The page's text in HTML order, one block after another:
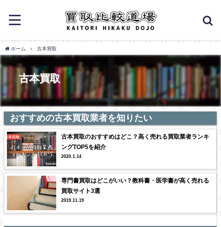
ホーム 古本買取
古本買取
おすすめの古本買取業者を知りたい
古本買取のおすすめはどこ？高く売れる買取業者ランキ
ングTOP5を紹介
2020.1.14
専門書買取はどこがいい？教科書・医学書が高く売れる
買取サイト3選
2019.11.19